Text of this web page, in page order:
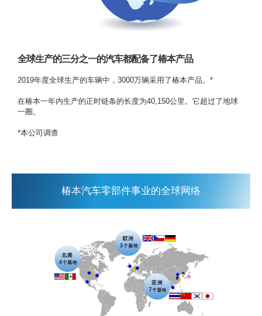
全球生产的三分之一的汽车都配备了椿本产品
2019年度全球生产的车辆中，3000万辆采用了椿本产品。*
在椿本一年内生产的正时链条的长度为40,150公里。它超过了地球
一圈。
*本公司调查
椿本汽车零部件事业的全球网络